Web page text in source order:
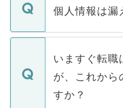
■応募殺到を避
関を公にしてし
に、医療機関
みを人材紹介
ています。
ん。また、仮
定を承諾する必
の辞退の連絡
個人情報は漏
個人情報が漏え
で、ご安心く
などで収集し
ご本人のキャ
支援を目的に
いますぐ転職
が、これから
すか？